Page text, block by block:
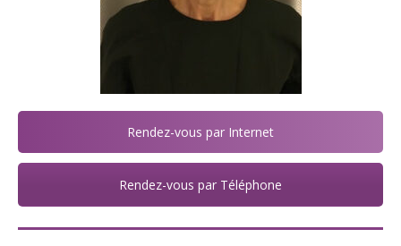
Rendez-vous par Internet
Rendez-vous par Téléphone